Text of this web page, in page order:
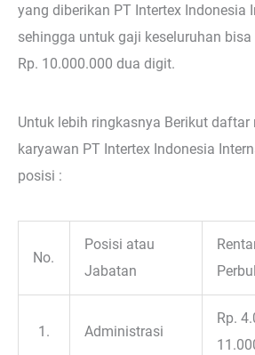
yang diberikan PT Intertex Indonesia
sehingga untuk gaji keseluruhan
Rp. 10.000.000 dua digit.
Untuk lebih ringkasnya Berikut daftar
karyawan PT Intertex Indonesia
posisi :
No.
Posisi atau
Jabatan
1. Administrasi
Rp.